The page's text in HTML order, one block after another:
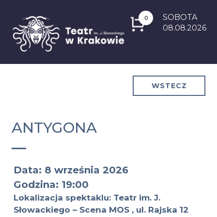
0
SOBOTA
08.08.2026
WSTECZ
ANTYGONA
Data: 8 września 2026
Godzina: 19:00
Lokalizacja spektaklu: Teatr im. J.
Słowackiego – Scena MOS , ul. Rajska 12